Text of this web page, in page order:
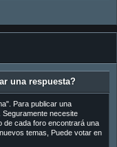
una respuesta?
Para publicar una
necesite
de cada foro encontrará una
temas, Puede votar en